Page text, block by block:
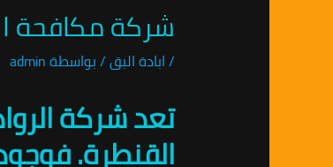
شركة مكافحة البق في
/ابادة البق/ بواسطةadmin
تعد شركة
القنطرة.